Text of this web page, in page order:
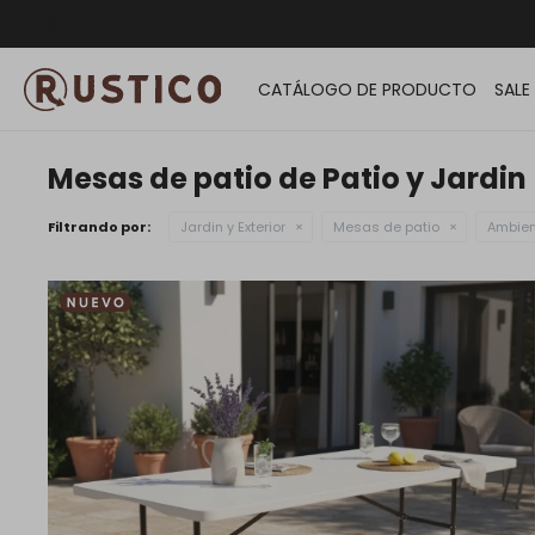
CATÁLOGO DE PRODUCTO SALE
Mesas de patio de Patio y Jardin
Filtrando por: Jardin y Exterior Mesas de patio